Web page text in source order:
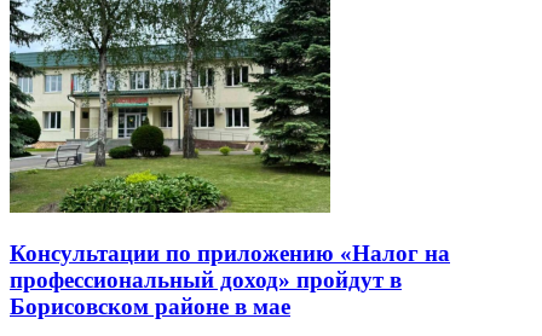
Консультации по приложению «Налог на
профессиональный доход» пройдут в
Борисовском районе в мае